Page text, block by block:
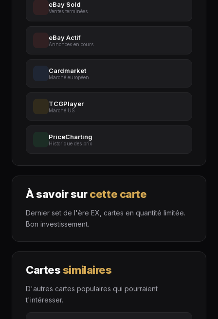
eBay Sold
Ventes terminées
eBay Actif
Annonces en cours
Cardmarket
Marché européen
TCGPlayer
Marché US
PriceCharting
Historique des prix
À savoir surcette carte
Dernier set de l'ère EX, cartes en quantité limitée.
Bon investissement.
Cartessimilaires
D'autres cartes populaires qui pourraient
t'intéresser.